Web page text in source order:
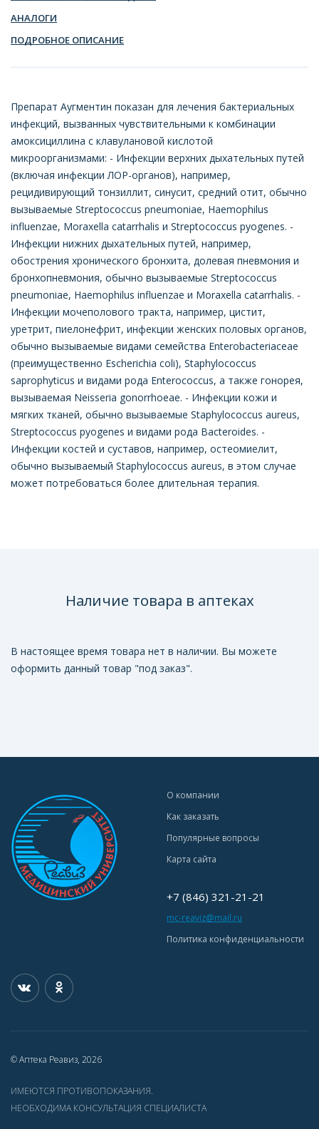
АНАЛОГИ
ПОДРОБНОЕ ОПИСАНИЕ
Препарат Аугментин показан для лечения бактериальных
инфекций, вызванных чувствительными к комбинации
амоксициллина с клавулановой кислотой
микроорганизмами: - Инфекции верхних дыхательных путей
(включая инфекции ЛОР-органов), например,
рецидивирующий тонзиллит, синусит, средний отит, обычно
вызываемые Streptococcus pneumoniae, Haemophilus
influenzae, Moraxella catarrhalis и Streptococcus pyogenes. -
Инфекции нижних дыхательных путей, например,
обострения хронического бронхита, долевая пневмония и
бронхопневмония, обычно вызываемые Streptococcus
pneumoniae, Haemophilus influenzae и Moraxella catarrhalis. -
Инфекции мочеполового тракта, например, цистит,
уретрит, пиелонефрит, инфекции женских половых органов,
обычно вызываемые видами семейства Enterobacteriaceae
(преимущественно Escherichia coli), Staphylococcus
saprophyticus и видами рода Enterococcus, а также гонорея,
вызываемая Neisseria gonorrhoeae. - Инфекции кожи и
мягких тканей, обычно вызываемые Staphylococcus aureus,
Streptococcus pyogenes и видами рода Bacteroides. -
Инфекции костей и суставов, например, остеомиелит,
обычно вызываемый Staphylococcus aureus, в этом случае
может потребоваться более длительная терапия.
Наличие товара в аптеках
В настоящее время товара нет в наличии. Вы можете
оформить данный товар "под заказ".
О компании
Как заказать
Популярные вопросы
Карта сайта
+7 (846) 321-21-21
mc-reaviz@mail.ru
Политика конфиденциальности
© Аптека Реавиз, 2026
ИМЕЮТСЯ ПРОТИВОПОКАЗАНИЯ.
НЕОБХОДИМА КОНСУЛЬТАЦИЯ СПЕЦИАЛИСТА